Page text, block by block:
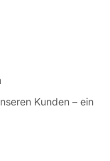
Kunden – ein